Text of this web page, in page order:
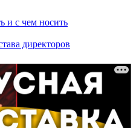
и с чем носить
директоров